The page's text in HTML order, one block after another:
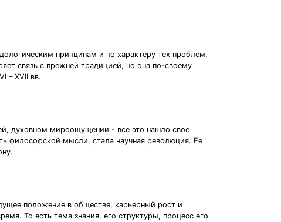
принципам и по характеру тех проблем,
связь с прежней традицией, но она по-своему
– ХVII вв.
духовном мироощущении - все это нашло свое
философской мысли, стала научная революция. Ее
положение в обществе, карьерный рост и
То есть тема знания, его структуры, процесс его